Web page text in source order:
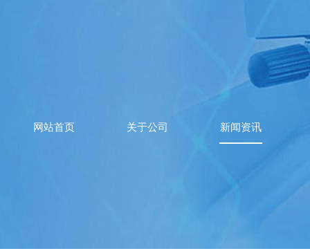
网站首页 关于公司 新闻资讯